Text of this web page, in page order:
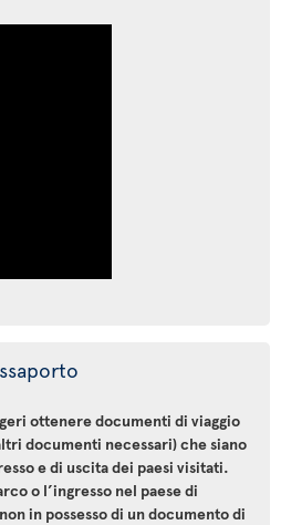
ottenere documenti di viaggio
documenti necessari) che siano
e di uscita dei paesi visitati.
o l’ingresso nel paese di
in possesso di un documento di